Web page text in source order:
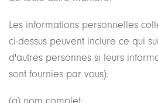
Les informations personnelles
ci-dessus peuvent inclure ce qui
d'autres personnes si leurs
sont fournies par vous):